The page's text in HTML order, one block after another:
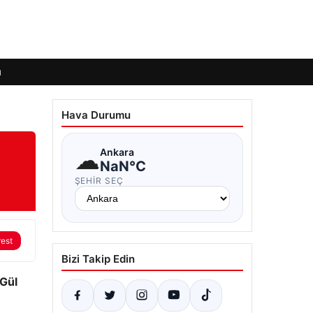
Hava Durumu
☁Ankara
NaN°C
ŞEHIR SEÇ
Bizi Takip Edin